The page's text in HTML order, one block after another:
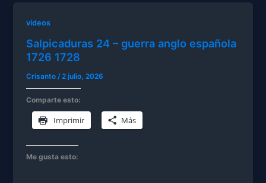
vídeos
Salpicaduras 24 – guerra anglo española
1726 1728
Crisanto /2 julio, 2026
Comparte esto:
Imprimir Más
Me gusta esto: